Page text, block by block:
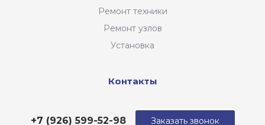
Ремонт техники
Ремонт узлов
Установка
Контакты
+7 (926) 599-52-98 Заказать звонок